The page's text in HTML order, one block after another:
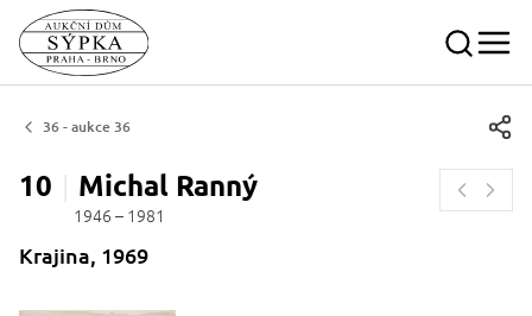
36 - aukce 36
10 Michal Ranný
1946 – 1981
Krajina, 1969